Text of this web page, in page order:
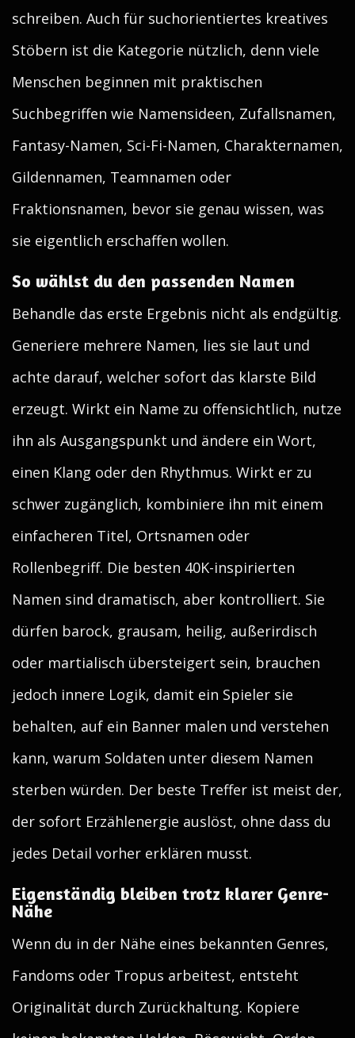
schreiben. Auch für suchorientiertes kreatives
Stöbern ist die Kategorie nützlich, denn viele
Menschen beginnen mit praktischen
Suchbegriffen wie Namensideen, Zufallsnamen,
Fantasy-Namen, Sci-Fi-Namen, Charakternamen,
Gildennamen, Teamnamen oder
Fraktionsnamen, bevor sie genau wissen, was
sie eigentlich erschaffen wollen.
So wählst du den passenden Namen
Behandle das erste Ergebnis nicht als endgültig.
Generiere mehrere Namen, lies sie laut und
achte darauf, welcher sofort das klarste Bild
erzeugt. Wirkt ein Name zu offensichtlich, nutze
ihn als Ausgangspunkt und ändere ein Wort,
einen Klang oder den Rhythmus. Wirkt er zu
schwer zugänglich, kombiniere ihn mit einem
einfacheren Titel, Ortsnamen oder
Rollenbegriff. Die besten 40K-inspirierten
Namen sind dramatisch, aber kontrolliert. Sie
dürfen barock, grausam, heilig, außerirdisch
oder martialisch übersteigert sein, brauchen
jedoch innere Logik, damit ein Spieler sie
behalten, auf ein Banner malen und verstehen
kann, warum Soldaten unter diesem Namen
sterben würden. Der beste Treffer ist meist der,
der sofort Erzählenergie auslöst, ohne dass du
jedes Detail vorher erklären musst.
Eigenständig bleiben trotz klarer Genre-
Nähe
Wenn du in der Nähe eines bekannten Genres,
Fandoms oder Tropus arbeitest, entsteht
Originalität durch Zurückhaltung. Kopiere